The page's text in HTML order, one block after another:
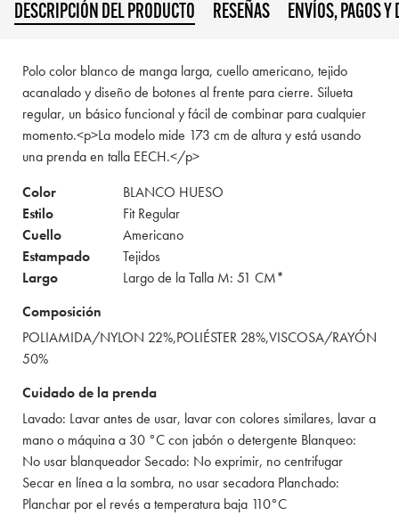
DESCRIPCIÓN DEL PRODUCTO RESEÑAS ENVÍOS, PAGOS Y
Polo color blanco de manga larga, cuello americano, tejido
acanalado y diseño de botones al frente para cierre. Silueta
regular, un básico funcional y fácil de combinar para cualquier
momento.<p>La modelo mide 173 cm de altura y está usando
una prenda en talla EECH.</p>
Color
BLANCO HUESO
Estilo
Fit Regular
Cuello
Americano
Estampado
Tejidos
Largo
Largo de la Talla M: 51 CM*
Composición
POLIAMIDA/NYLON 22%,POLIÉSTER 28%,VISCOSA/RAYÓN
50%
Cuidado de la prenda
Lavado: Lavar antes de usar, lavar con colores similares, lavar a
mano o máquina a 30 °C con jabón o detergente Blanqueo:
No usar blanqueador Secado: No exprimir, no centrifugar
Secar en línea a la sombra, no usar secadora Planchado:
Planchar por el revés a temperatura baja 110°C